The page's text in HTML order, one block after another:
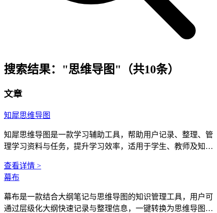
搜索结果： "思维导图"（共10条）
文章
知犀思维导图
知犀思维导图是一款学习辅助工具，帮助用户记录、整理、管
理学习资料与任务，提升学习效率，适用于学生、教师及知识
查看详情 >
幕布
幕布是一款结合大纲笔记与思维导图的知识管理工具，用户可
通过层级化大纲快速记录与整理信息，一键转换为思维导图，